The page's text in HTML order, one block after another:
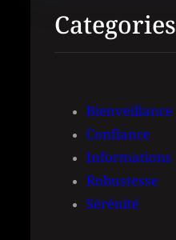
h
Categories
Bienveillance
Confiance
Informations
Robustesse
Sérénité